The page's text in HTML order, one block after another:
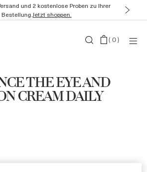
und 2 kostenlose Proben zu Ihrer
Bestellung.Jetzt shoppen.
(0)
THE EYE AND
CREAM DAILY